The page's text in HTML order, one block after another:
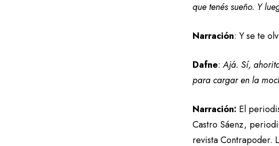
que tenés sueño. Y
Narración: Y se te
Dafne:Ajá. Sí,
para cargar en la
Narración: El
Castro Sáenz,
revista Contrapoder.